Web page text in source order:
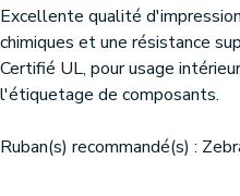
Excellente qualité
chimiques et une résistance
Certifié UL, pour usage
l'étiquetage de composants.
Ruban(s) recommandé(s) :